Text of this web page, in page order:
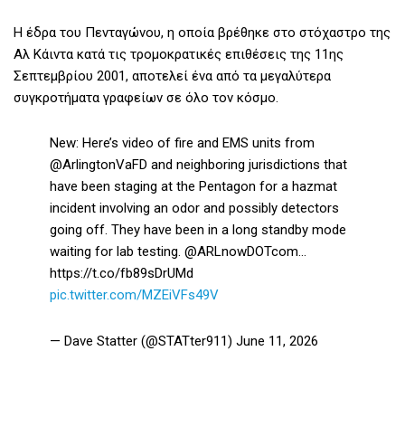
Η έδρα του Πενταγώνου, η οποία βρέθηκε στο στόχαστρο της
Αλ Κάιντα κατά τις τρομοκρατικές επιθέσεις της 11ης
Σεπτεμβρίου 2001, αποτελεί ένα από τα μεγαλύτερα
συγκροτήματα γραφείων σε όλο τον κόσμο.
New: Here’s video of fire and EMS units from
@ArlingtonVaFD and neighboring jurisdictions that
have been staging at the Pentagon for a hazmat
incident involving an odor and possibly detectors
going off. They have been in a long standby mode
waiting for lab testing. @ARLnowDOTcom…
https://t.co/fb89sDrUMd
pic.twitter.com/MZEiVFs49V
— Dave Statter (@STATter911) June 11, 2026